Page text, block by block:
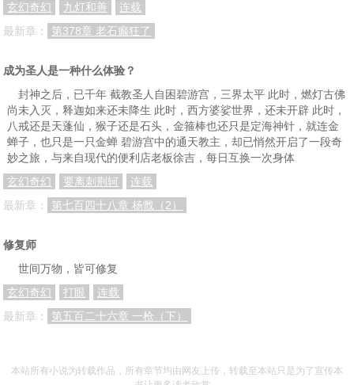
玄幻奇幻
九灯和善
连载
最新章：
第378章 老石癫狂了
成为圣人是一种什么体验？
封神之后，已千年 截教圣人自困碧游宫，三界太平 此时，燃灯古佛
尚未入灭，释迦如来还未降生 此时，西方婆娑世界，还未开辟 此时，
八戒还是天蓬仙，猴子还是石头，金箍棒也还只是定海神针，就连金
蝉子，也只是一只金蝉 碧游宫中的通天教主，却已悄然开启了一段奇
妙之旅，与来自现代的便利店老板徐吉，每日互换一次身体
玄幻奇幻
要离刺荆轲
连载
最新章：
第七百四十八章 杨戬（2）
修复师
世间万物，皆可修复
玄幻奇幻
打眼
连载
最新章：
第五百二十六章 一枪（下）
本站所有小说为转载作品，所有章节均由网友上传，转载至本站只是为了宣传本